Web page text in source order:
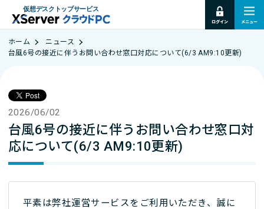
仮想デスクトップサービス
ホーム
ニュース
台風6号の接近に伴うお問い合わせ窓口対応について(6/3 AM9:10更新)
2026/06/02
台風6号の接近に伴うお問い合わせ窓口対
応について(6/3 AM9:10更新)
平素は弊社運営サービスをご利用いただき、誠に